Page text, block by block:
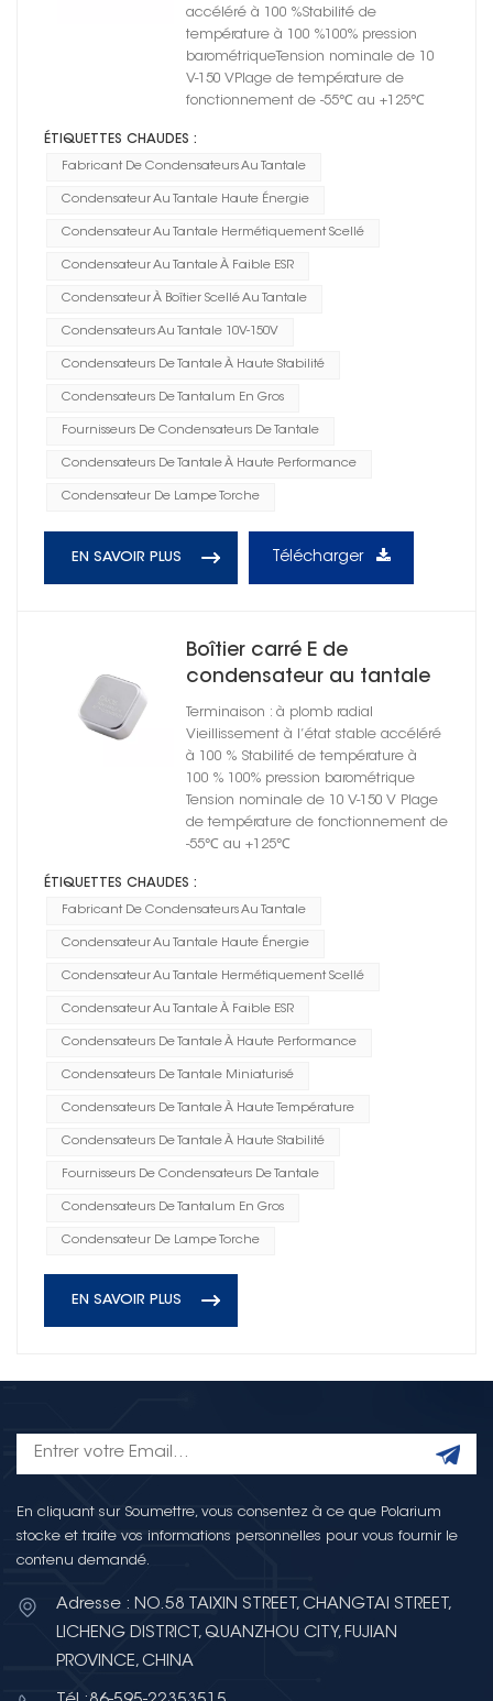
accéléré à 100 %Stabilité de
température à 100 %100% pression
barométriqueTension nominale de 10
V-150 VPlage de température de
fonctionnement de -55℃ au +125℃
ÉTIQUETTES CHAUDES :
Fabricant De Condensateurs Au Tantale
Condensateur Au Tantale Haute Énergie
Condensateur Au Tantale Hermétiquement Scellé
Condensateur Au Tantale À Faible ESR
Condensateur À Boîtier Scellé Au Tantale
Condensateurs Au Tantale 10V-150V
Condensateurs De Tantale À Haute Stabilité
Condensateurs De Tantalum En Gros
Fournisseurs De Condensateurs De Tantale
Condensateurs De Tantale À Haute Performance
Condensateur De Lampe Torche
EN SAVOIR PLUS Télécharger
Boîtier carré E de
condensateur au tantale
haute énergie
hermétiquement scellé
Terminaison : à plomb radial
Vieillissement à l’état stable accéléré
à 100 % Stabilité de température à
100 % 100% pression barométrique
Tension nominale de 10 V-150 V Plage
de température de fonctionnement de
-55℃ au +125℃
ÉTIQUETTES CHAUDES :
Fabricant De Condensateurs Au Tantale
Condensateur Au Tantale Haute Énergie
Condensateur Au Tantale Hermétiquement Scellé
Condensateur Au Tantale À Faible ESR
Condensateurs De Tantale À Haute Performance
Condensateurs De Tantale Miniaturisé
Condensateurs De Tantale À Haute Température
Condensateurs De Tantale À Haute Stabilité
Fournisseurs De Condensateurs De Tantale
Condensateurs De Tantalum En Gros
Condensateur De Lampe Torche
EN SAVOIR PLUS
En cliquant sur Soumettre, vous consentez à ce que Polarium
stocke et traite vos informations personnelles pour vous fournir le
contenu demandé.
Adresse : NO.58 TAIXIN STREET, CHANGTAI STREET,
LICHENG DISTRICT, QUANZHOU CITY, FUJIAN
PROVINCE, CHINA